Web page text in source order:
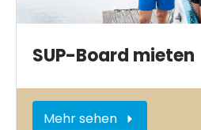
SUP-Board mieten
Mehr sehen